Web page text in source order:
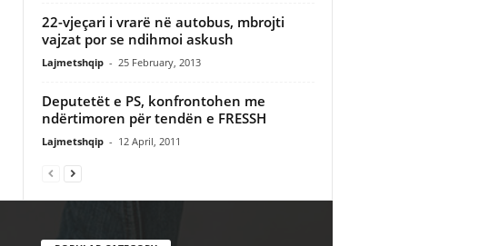
22-vjeçari i vrarë në autobus, mbrojti
vajzat por se ndihmoi askush
Lajmetshqip - 25 February, 2013
Deputetët e PS, konfrontohen me
ndërtimoren për tendën e FRESSH
Lajmetshqip - 12 April, 2011